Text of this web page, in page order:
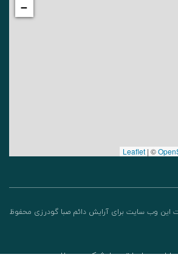
−
| ©
این وب‌ سایت برای آرایش دائم صبا گودرزی محفوظ
طراحی و اجرا توسط شرکت چچیلاس